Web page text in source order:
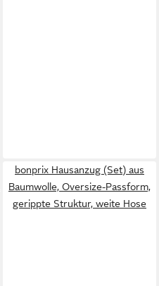
bonprix Hausanzug (Set) aus
Baumwolle, Oversize-Passform,
gerippte Struktur, weite Hose